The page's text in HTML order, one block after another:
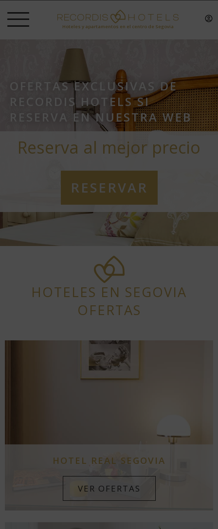
Hoteles y apartamentos en el centro de Segovia
OFERTAS EXCLUSIVAS DE
RECORDIS HOTELS SI
RESERVA EN NUESTRA WEB
Reserva al mejor precio
RESERVAR
HOTELES EN SEGOVIA
OFERTAS
HOTEL REAL SEGOVIA
VER OFERTAS